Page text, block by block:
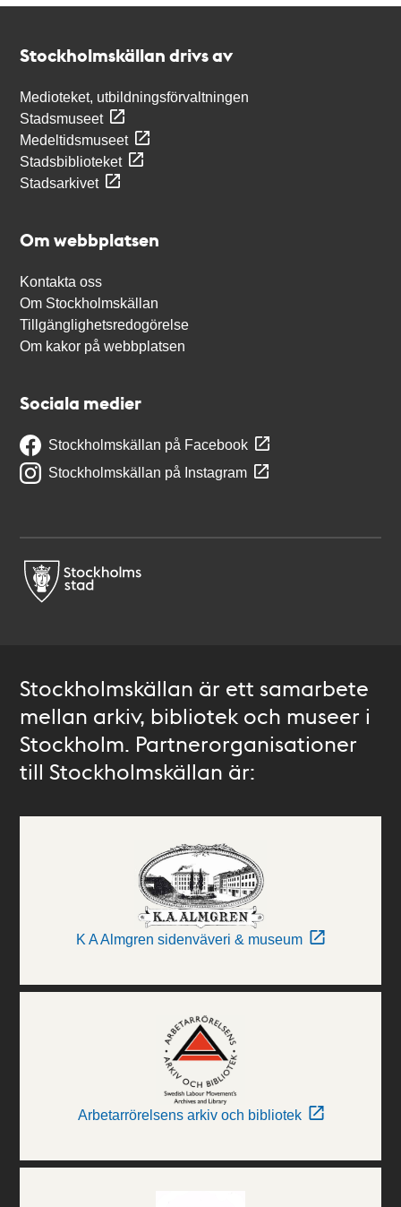
Stockholmskällan drivs av
Medioteket, utbildningsförvaltningen
Stadsmuseet
Medeltidsmuseet
Stadsbiblioteket
Stadsarkivet
Om webbplatsen
Kontakta oss
Om Stockholmskällan
Tillgänglighetsredogörelse
Om kakor på webbplatsen
Sociala medier
Stockholmskällan på Facebook
Stockholmskällan på Instagram
Stockholmskällan är ett samarbete
mellan arkiv, bibliotek och museer i
Stockholm. Partnerorganisationer
till Stockholmskällan är:
K A Almgren sidenväveri & museum
Arbetarrörelsens arkiv och bibliotek